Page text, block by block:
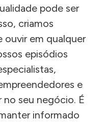
pode ser
criamos
ouvir em qualquer
episódios
e
no seu negócio. É
informado